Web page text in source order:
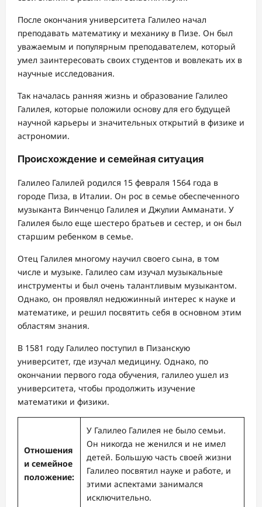
После окончания университета Галилео начал
преподавать математику и механику в Пизе. Он был
уважаемым и популярным преподавателем, который
умел заинтересовать своих студентов и вовлекать их в
научные исследования.
Так началась ранняя жизнь и образование Галилео
Галилея, которые положили основу для его будущей
научной карьеры и значительных открытий в физике и
астрономии.
Происхождение и семейная ситуация
Галилео Галилей родился 15 февраля 1564 года в
городе Пиза, в Италии. Он рос в семье обеспеченного
музыканта Винченцо Галилея и Джулии Амманати. У
Галилея было еще шестеро братьев и сестер, и он был
старшим ребенком в семье.
Отец Галилея многому научил своего сына, в том
числе и музыке. Галилео сам изучал музыкальные
инструменты и был очень талантливым музыкантом.
Однако, он проявлял недюжинный интерес к науке и
математике, и решил посвятить себя в основном этим
областям знания.
В 1581 году Галилео поступил в Пизанскую
университет, где изучал медицину. Однако, по
окончании первого года обучения, галилео ушел из
университета, чтобы продолжить изучение
математики и физики.
Отношения
и семейное
положение:
У Галилео Галилея не было семьи.
Он никогда не женился и не имел
детей. Большую часть своей жизни
Галилео посвятил науке и работе, и
этими аспектами занимался
исключительно.